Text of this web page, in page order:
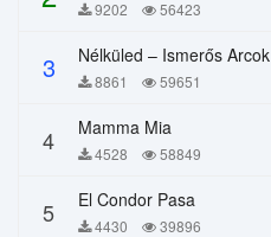
9202 56423
3 Nélküled – Ismerős Arcok
8861 59651
4 Mamma Mia
4528 58849
5 El Condor Pasa
4430 39896